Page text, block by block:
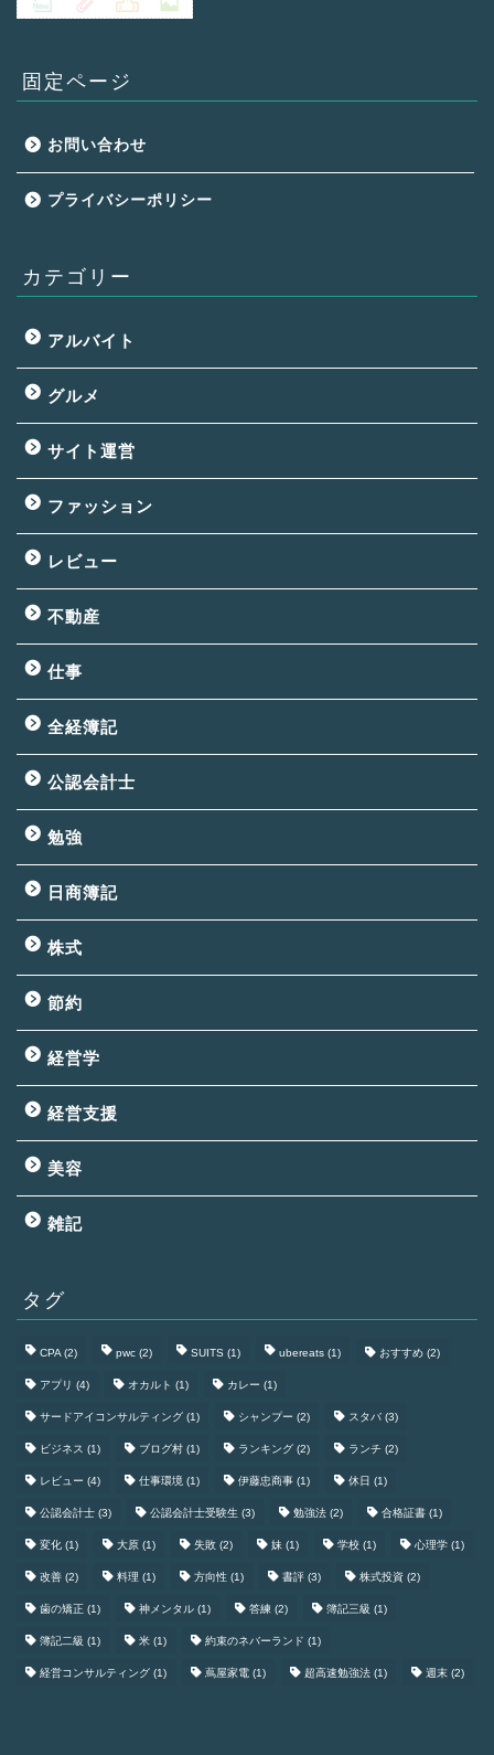
固定ページ
お問い合わせ
プライバシーポリシー
カテゴリー
アルバイト
グルメ
サイト運営
ファッション
レビュー
不動産
仕事
全経簿記
公認会計士
勉強
日商簿記
株式
節約
経営学
経営支援
美容
雑記
タグ
CPA (2) pwc (2) SUITS (1) ubereats (1) おすすめ (2)
アプリ (4) オカルト (1) カレー (1)
サードアイコンサルティング (1) シャンプー (2) スタバ (3)
ビジネス (1) ブログ村 (1) ランキング (2) ランチ (2)
レビュー (4) 仕事環境 (1) 伊藤忠商事 (1) 休日 (1)
公認会計士 (3) 公認会計士受験生 (3) 勉強法 (2) 合格証書 (1)
変化 (1) 大原 (1) 失敗 (2) 妹 (1) 学校 (1) 心理学 (1)
改善 (2) 料理 (1) 方向性 (1) 書評 (3) 株式投資 (2)
歯の矯正 (1) 神メンタル (1) 答練 (2) 簿記三級 (1)
簿記二級 (1) 米 (1) 約束のネバーランド (1)
経営コンサルティング (1) 蔦屋家電 (1) 超高速勉強法 (1) 週末 (2)